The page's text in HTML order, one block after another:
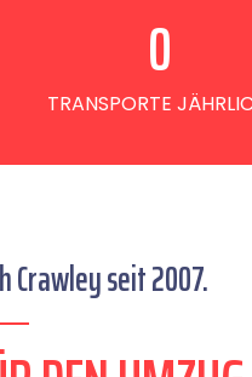
TRANSPORTE
0
Crawley seit 2007.